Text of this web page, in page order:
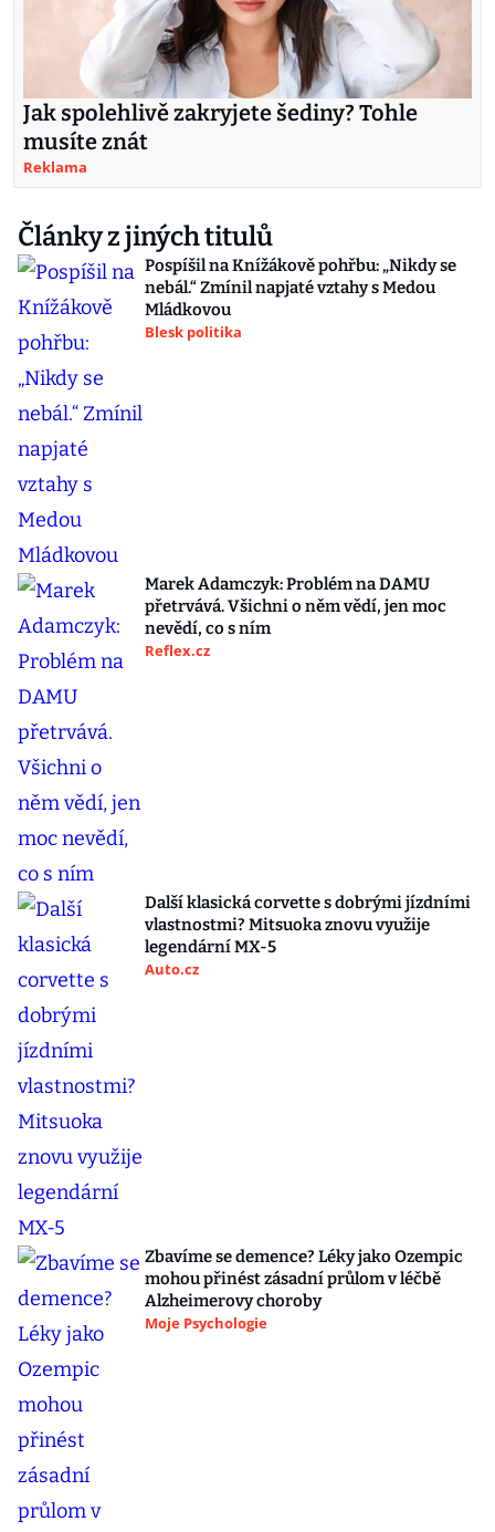
Jak spolehlivě zakryjete šediny? Tohle
musíte znát
Reklama
Články z jiných titulů
Pospíšil na Knížákově pohřbu: „Nikdy se
nebál.“ Zmínil napjaté vztahy s Medou
Mládkovou
Blesk politika
Marek Adamczyk: Problém na DAMU
přetrvává. Všichni o něm vědí, jen moc
nevědí, co s ním
Reflex.cz
Další klasická corvette s dobrými jízdními
vlastnostmi? Mitsuoka znovu využije
legendární MX-5
Auto.cz
Zbavíme se demence? Léky jako Ozempic
mohou přinést zásadní průlom v léčbě
Alzheimerovy choroby
Moje Psychologie